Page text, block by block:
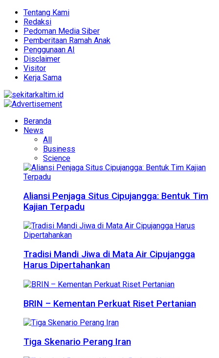
Tentang Kami
Redaksi
Pedoman Media Siber
Pemberitaan Ramah Anak
Penggunaan AI
Disclaimer
Visitor
Kerja Sama
Beranda
News
All
Business
Science
Aliansi Penjaga Situs Cipujangga: Bentuk Tim
Kajian Terpadu
Tradisi Mandi Jiwa di Mata Air Cipujangga
Harus Dipertahankan
BRIN – Kementan Perkuat Riset Pertanian
Tiga Skenario Perang Iran